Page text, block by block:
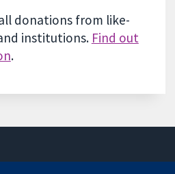
donations from like-
institutions. Find out
.